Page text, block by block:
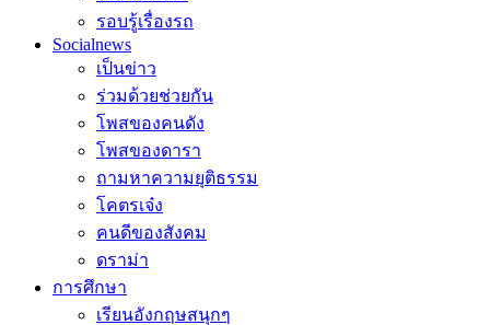
รอบรู้เรื่องรถ
Socialnews
เป็นข่าว
ร่วมด้วยช่วยกัน
โพสของคนดัง
โพสของดารา
ถามหาความยุติธรรม
โคตรเจ๋ง
คนดีของสังคม
ดราม่า
การศึกษา
เรียนอังกฤษสนุกๆ